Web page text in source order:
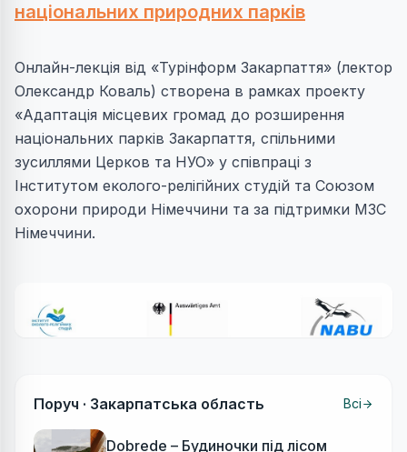
національних природних парків
Онлайн-лекція від «Турінформ Закарпаття» (лектор
Олександр Коваль) створена в рамках проекту
«Адаптація місцевих громад до розширення
національних парків Закарпаття, спільними
зусиллями Церков та НУО» у співпраці з
Інститутом еколого-релігійних студій та Союзом
охорони природи Німеччини та за підтримки МЗС
Німеччини.
Поруч · Закарпатська область Всі
Dobrede – Будиночки під лісом